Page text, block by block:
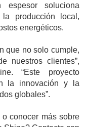
soluciona
producción local,
energéticos.
que no solo cumple,
nuestros clientes”,
“Este proyecto
la innovación y la
globales”.
conocer más sobre